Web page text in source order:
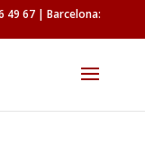
49 67 | Barcelona: